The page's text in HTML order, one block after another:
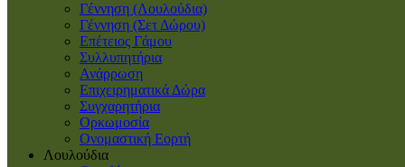
Γέννηση (Λουλούδια)
Γέννηση (Σετ Δώρου)
Επέτειος Γάμου
Συλλυπητήρια
Ανάρρωση
Επιχειρηματικά Δώρα
Συγχαρητήρια
Ορκωμοσία
Ονομαστική Εορτή
Λουλούδια